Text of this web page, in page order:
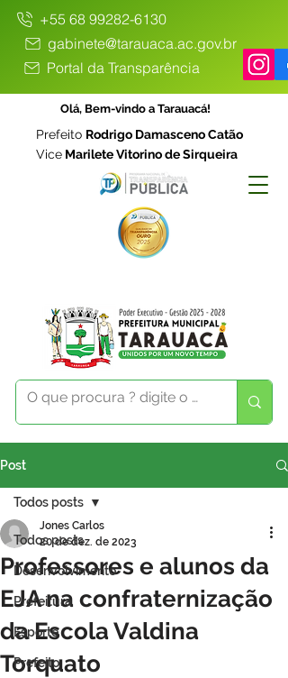
+55 68 99282-6130
gabinete@tarauaca.ac.gov.br
Portal da Transparência
Olá, Bem-vindo a Tarauacá!
Prefeito Rodrigo Damasceno Catão
Vice Marilete Vitorino de Sirqueira
Post
Todos posts
Desenvolvimento
Prefeitura
Esporte
Prefeito
Todos posts
Professores e alunos da
EJA na confraternização
da Escola Valdina
Torquato
Jones Carlos
20 de dez. de 2023